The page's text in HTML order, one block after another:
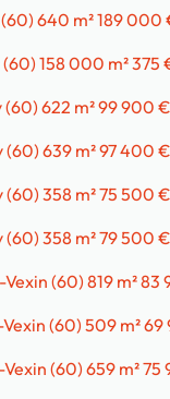
640 m² 189 000
158 000 m² 375
622 m² 99 900 €
639 m² 97 400 €
358 m² 75 500 €
358 m² 79 500 €
(60) 819 m² 83
(60) 509 m²
(60) 659 m²